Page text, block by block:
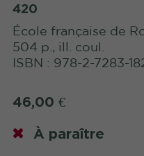
420
École française de
504 p., ill. coul.
ISBN : 978-2-7283-
46,00 €
À paraître